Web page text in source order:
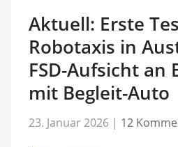
Aktuell: Erste
Robotaxis in
FSD-Aufsicht an
mit Begleit-Auto
23. Januar 2026 | 12